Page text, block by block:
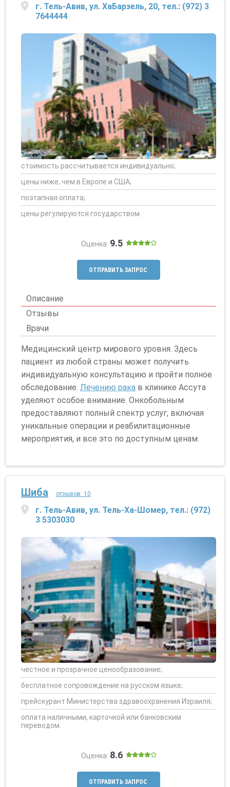
г. Тель-Авив, ул. ХаБарзель, 20, тел.: (972) 3
7644444
стоимость рассчитывается индивидуально;
цены ниже, чем в Европе и США;
поэтапная оплата;
цены регулируются государством.
Оценка: 9.5
ОТПРАВИТЬ ЗАПРОС
Описание
Отзывы
Врачи
Медицинский центр мирового уровня. Здесь
пациент из любой страны может получить
индивидуальную консультацию и пройти полное
обследование. Лечению рака в клинике Ассута
уделяют особое внимание. Онкобольным
предоставляют полный спектр услуг, включая
уникальные операции и реабилитационные
мероприятия, и все это по доступным ценам.
Шиба отзывов: 10
г. Тель-Авив, ул. Тель-Ха-Шомер, тел.: (972)
3 5303030
честное и прозрачное ценообразование;
бесплатное сопровождение на русском языке;
прейскурант Министерства здравоохранения Израиля;
оплата наличными, карточкой или банковским
переводом.
Оценка: 8.6
ОТПРАВИТЬ ЗАПРОС